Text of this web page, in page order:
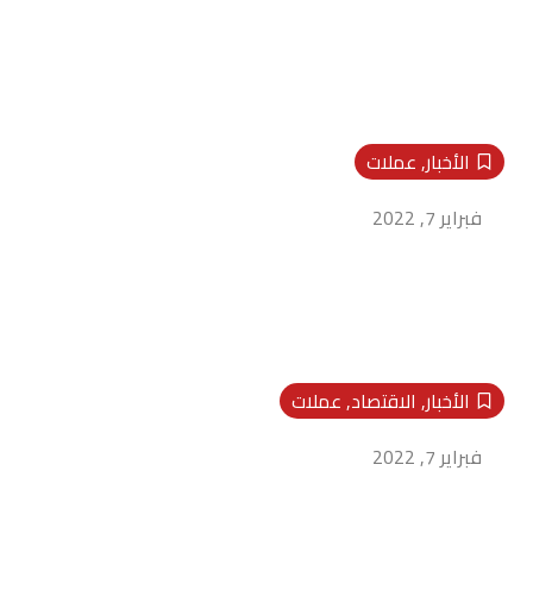
الأخبار,عملات
اسعار الذهب اليوم في مصر
فبراير 7, 2022
الأخبار, الاقتصاد,عملات
أسعار الدولار يوم الاثنين 7_2_2022
فبراير 7, 2022